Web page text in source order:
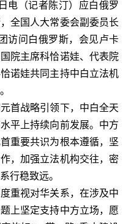
电（记者陈汀）应白俄罗
全国人大常委会副委员长
访问白俄罗斯，会见卢卡
院主席科恰诺娃、代表院
诺娃共同主持中白立法机
战略引领下，中白全天
平上持续向前发展。中方
重要共识为根本遵循，坚
，加强立法机构交往，密
行稳致远。
视对华关系，在涉及中
上坚定支持中方立场，愿